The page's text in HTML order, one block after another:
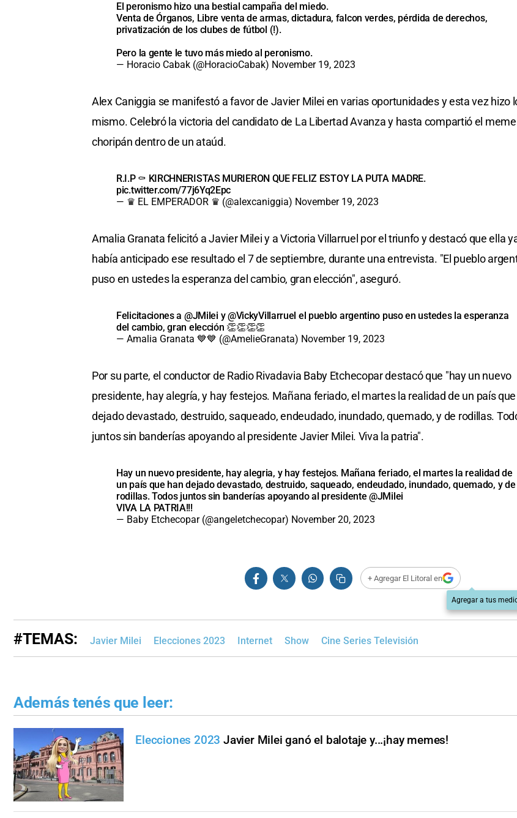
El peronismo hizo una bestial campaña del miedo.
Venta de Órganos, Libre venta de armas, dictadura, falcon verdes, pérdida de derechos,
privatización de los clubes de fútbol (!).
Pero la gente le tuvo más miedo al peronismo.
— Horacio Cabak (@HoracioCabak) November 19, 2023
Alex Caniggia se manifestó a favor de Javier Milei en varias oportunidades y esta vez hizo
mismo. Celebró la victoria del candidato de La Libertad Avanza y hasta compartió el
choripán dentro de un ataúd.
R.I.P ⚰️ KIRCHNERISTAS MURIERON QUE FELIZ ESTOY LA PUTA MADRE.
pic.twitter.com/77j6Yq2Epc
— ♛ EL EMPERADOR ♛ (@alexcaniggia) November 19, 2023
Amalia Granata felicitó a Javier Milei y a Victoria Villarruel por el triunfo y destacó que ella
había anticipado ese resultado el 7 de septiembre, durante una entrevista. "El pueblo
puso en ustedes la esperanza del cambio, gran elección", aseguró.
Felicitaciones a @JMilei y@VickyVillarruel el pueblo argentino puso en ustedes la esperanza
del cambio, gran elección 👏👏👏👏
— Amalia Granata 💙💙 (@AmelieGranata) November 19, 2023
Por su parte, el conductor de Radio Rivadavia Baby Etchecopar destacó que "hay un nuevo
presidente, hay alegría, y hay festejos. Mañana feriado, el martes la realidad de un país
dejado devastado, destruido, saqueado, endeudado, inundado, quemado, y de rodillas.
juntos sin banderías apoyando al presidente Javier Milei. Viva la patria".
Hay un nuevo presidente, hay alegria, y hay festejos. Mañana feriado, el martes la realidad de
un país que han dejado devastado, destruido, saqueado, endeudado, inundado, quemado, y de
rodillas. Todos juntos sin banderías apoyando al presidente@JMilei
VIVA LA PATRIA!!!
— Baby Etchecopar (@angeletchecopar) November 20, 2023
+ Agregar El Litoral en
Agregar a tus
#TEMAS: Javier Milei Elecciones 2023 Internet Show Cine Series Televisión
Además tenés que leer:
Elecciones 2023 Javier Milei ganó el balotaje y...¡hay memes!